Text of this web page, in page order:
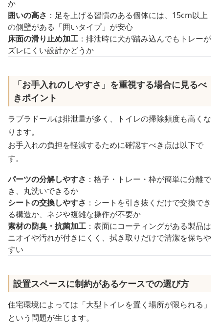
か
囲いの高さ ：足を上げる習慣のある個体には、15cm以上
の側壁がある「囲いタイプ」が安心
床面の滑り止め加工 ：排泄時に犬が踏み込んでもトレーが
ズレにくい設計かどうか
「お手入れのしやすさ」を重視する場合に見るべ
きポイント
ラブラドールは排泄量が多く、トイレの掃除頻度も高くな
ります。
お手入れの負担を軽減するために確認すべき点は以下で
す。
パーツの分解しやすさ ：格子・トレー・枠が簡単に分離で
き、丸洗いできるか
シートの交換しやすさ ：シートを引き抜くだけで交換でき
る構造か、ネジや複雑な操作が不要か
素材の防臭・抗菌加工 ：表面にコーティングがある製品は
ニオイや汚れが付きにくく、拭き取りだけで清潔を保ちや
すい
設置スペースに制約があるケースでの選び方
住宅環境によっては「大型トイレを置く場所が限られる」
という問題が生じます。